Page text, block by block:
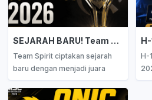
SEJARAH BARU! Team Spirit Runtuhkan Dominasi Asia Tenggara dan Resmi Menjadi Juara MSC 2026
Team Spirit ciptakan sejarah
baru dengan menjadi juara
MSC 2026, runtuhkan dominasi
Asia Tenggara! Simak drama
H-